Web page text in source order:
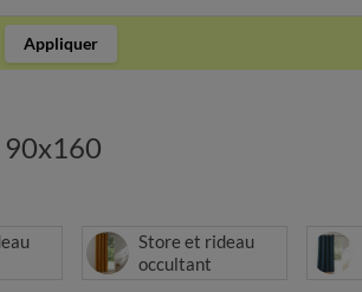
Appliquer
90x160
Store et rideau
occultant